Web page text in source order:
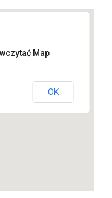
Map
OK